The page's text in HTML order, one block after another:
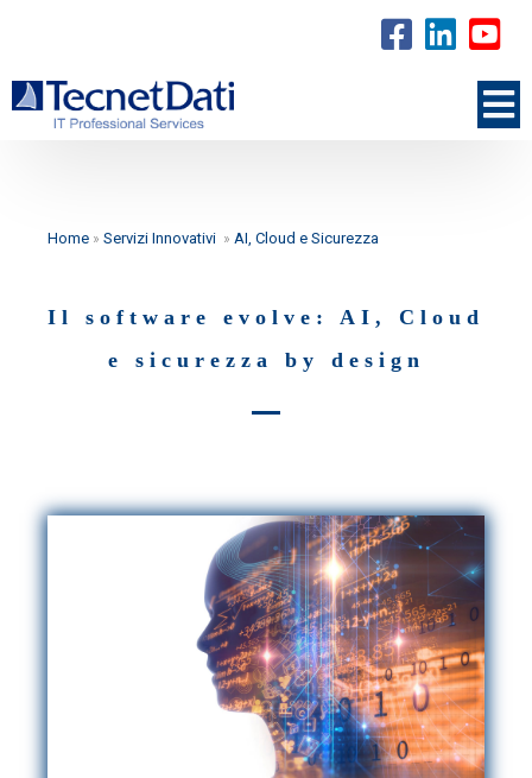
Home » Servizi Innovativi » AI, Cloud e Sicurezza
Il software evolve: AI, Cloud
e sicurezza by design